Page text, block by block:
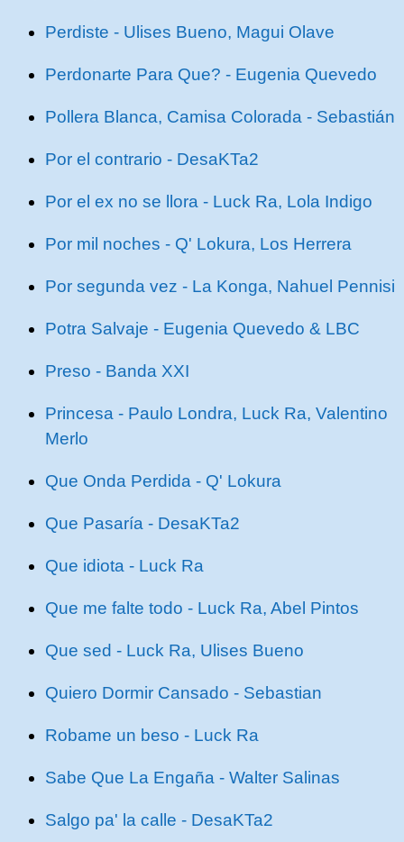
Perdiste - Ulises Bueno, Magui Olave
Perdonarte Para Que? - Eugenia Quevedo
Pollera Blanca, Camisa Colorada - Sebastián
Por el contrario - DesaKTa2
Por el ex no se llora - Luck Ra, Lola Indigo
Por mil noches - Q' Lokura, Los Herrera
Por segunda vez - La Konga, Nahuel Pennisi
Potra Salvaje - Eugenia Quevedo & LBC
Preso - Banda XXI
Princesa - Paulo Londra, Luck Ra, Valentino
Merlo
Que Onda Perdida - Q' Lokura
Que Pasaría - DesaKTa2
Que idiota - Luck Ra
Que me falte todo - Luck Ra, Abel Pintos
Que sed - Luck Ra, Ulises Bueno
Quiero Dormir Cansado - Sebastian
Robame un beso - Luck Ra
Sabe Que La Engaña - Walter Salinas
Salgo pa' la calle - DesaKTa2